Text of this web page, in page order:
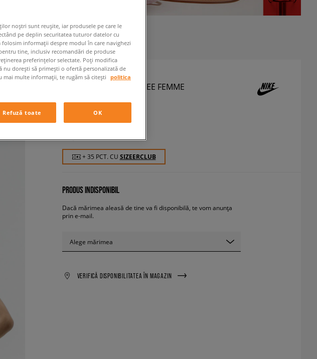
NIKE TRICOU W NSW TEE FEMME
femei, tricouri
+ 35 PCT. CU SIZEERCLUB
PRODUS INDISPONIBIL
Dacă mărimea aleasă de tine va fi disponibilă, te vom anunța
prin e-mail.
Alege mărimea
VERIFICĂ DISPONIBILITATEA ÎN MAGAZIN
noștri sunt reușite, iar produsele pe care le
pe deplin securitatea tuturor datelor cu
folosim informații despre modul în care navighezi
tine, inclusiv recomandări de produse
preferințelor selectate. Poți modifica
nu dorești să primești o ofertă personalizată de
mai multe informații, te rugăm să citești politica
Refuză toate OK